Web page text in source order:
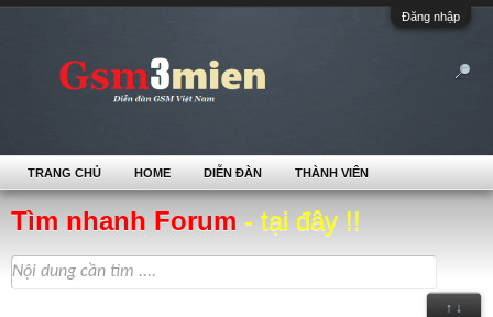
Đăng nhập
Tìm nhanh Forum - tại đây !!
↑ ↓
TRANG CHỦ HOME DIỄN ĐÀN THÀNH VIÊN